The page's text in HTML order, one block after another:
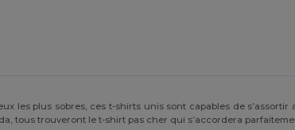
les plus sobres, ces t-shirts unis sont capables de
tous trouveront le t-shirt pas cher qui s’accordera